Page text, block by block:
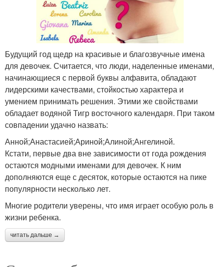
Будущий год щедр на красивые и благозвучные имена
для девочек. Считается, что люди, наделенные именами,
начинающиеся с первой буквы алфавита, обладают
лидерскими качествами, стойкостью характера и
умением принимать решения. Этими же свойствами
обладает водяной Тигр восточного календаря. При таком
совпадении удачно назвать:
Анной;Анастасией;Ариной;Алиной;Ангелиной.
Кстати, первые два вне зависимости от года рождения
остаются модными именами для девочек. К ним
дополняются еще с десяток, которые остаются на пике
популярности несколько лет.
Многие родители уверены, что имя играет особую роль в
жизни ребенка.
читать дальше →